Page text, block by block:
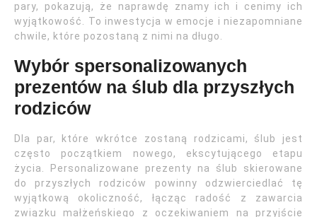
pary, pokazują, że naprawdę znamy ich i cenimy ich
wyjątkowość. To inwestycja w emocje i niezapomniane
chwile, które pozostaną z nimi na długo.
Wybór spersonalizowanych
prezentów na ślub dla przyszłych
rodziców
Dla par, które wkrótce zostaną rodzicami, ślub jest
często początkiem nowego, ekscytującego etapu
życia. Personalizowane prezenty na ślub skierowane
do przyszłych rodziców powinny odzwierciedlać tę
wyjątkową okoliczność, łącząc radość z zawarcia
związku małżeńskiego z oczekiwaniem na przyjście